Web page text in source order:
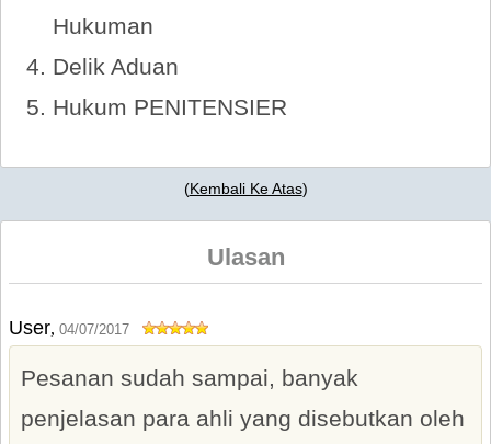
Hukuman
Delik Aduan
Hukum PENITENSIER
(Kembali Ke Atas)
Ulasan
User, 04/07/2017
Pesanan sudah sampai, banyak
penjelasan para ahli yang disebutkan oleh